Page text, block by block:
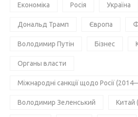
Економіка Росія Україна
Дональд Трамп Європа
Володимир Путін Бізнес
Органы власти
Міжнародні санкції щодо Росії
Володимир Зеленський Китай